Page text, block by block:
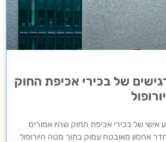
של בכירי אכיפת החוק
אישי של בכירי אכיפת החוק שהיו אמורים
אחסון מאובטח עמוק בתוך מטה היורופול